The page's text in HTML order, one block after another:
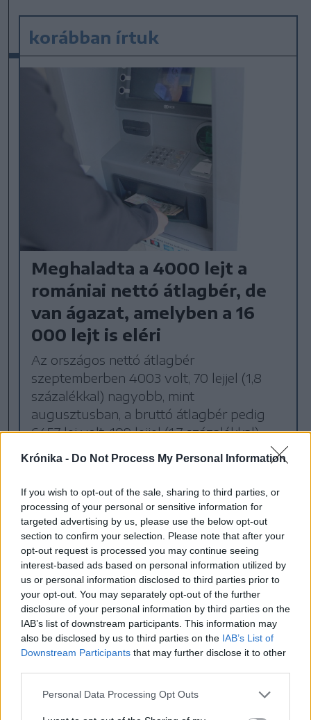
Krónika - Do Not Process My Personal Information
If you wish to opt-out of the sale, sharing to third parties, or
processing of your personal or sensitive information for
targeted advertising by us, please use the below opt-out
section to confirm your selection. Please note that after your
opt-out request is processed you may continue seeing
interest-based ads based on personal information utilized by
us or personal information disclosed to third parties prior to
your opt-out. You may separately opt-out of the further
disclosure of your personal information by third parties on the
IAB’s list of downstream participants. This information may
also be disclosed by us to third parties on the IAB’s List of
Downstream Participants that may further disclose it to other
Personal Data Processing Opt Outs
korábban írtuk
Meghaladta a 4000 lejt a
romániai nettó átlagbér, de
van ágazat, amelyben a 16
000 lejt is eléri
Az országos nettó átlagbér
szeptemberben 4003 volt, 70 lejjel (1,8
százalékkal) nagyobb, mint
augusztusban, a bruttó átlagbér pedig
6457 lej volt, 109 lejjel (1,7 százalékkal)
nagyobb, mint az előző hónapban.
5 hozzászólás
Ezek is érdekelhetik